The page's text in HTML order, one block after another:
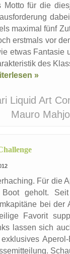
Motto für die
maximal fünf
erstmals vor
etwas Fantasie
des
»
Liquid Art
Mauro
Für die
geholt.
bei der
Favorit
lassen sich